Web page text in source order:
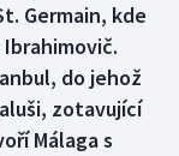
Germain, kde
do jehož
zotavující
Málaga s